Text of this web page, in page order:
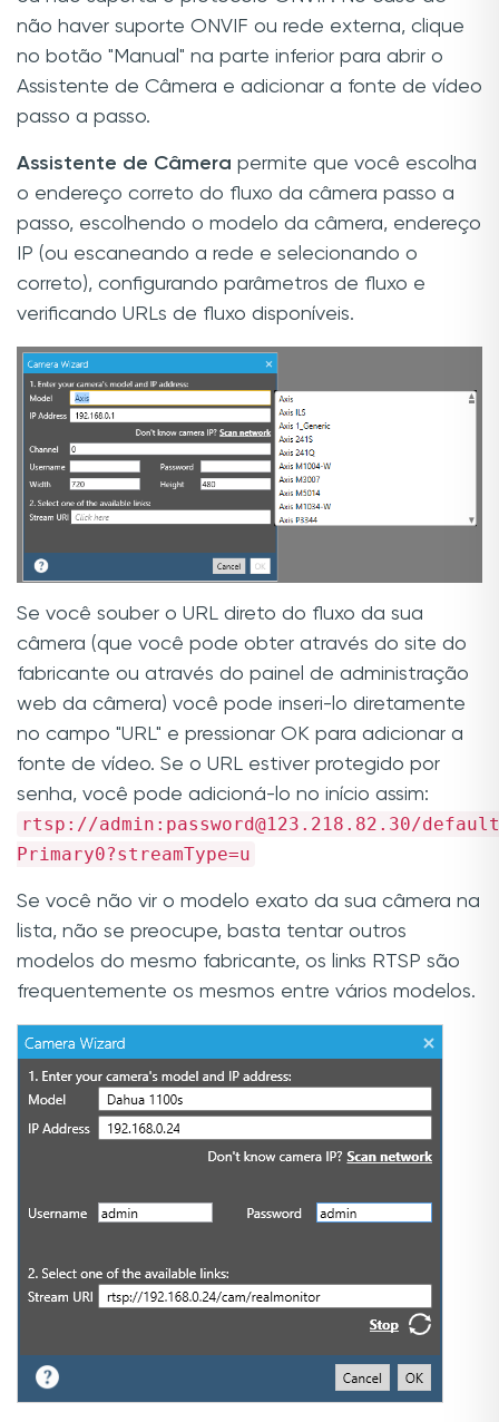
não haver suporte ONVIF ou rede externa, clique
no botão "Manual" na parte inferior para abrir o
Assistente de Câmera e adicionar a fonte de vídeo
passo a passo.
Assistente de Câmera permite que você escolha
o endereço correto do fluxo da câmera passo a
passo, escolhendo o modelo da câmera, endereço
IP (ou escaneando a rede e selecionando o
correto), configurando parâmetros de fluxo e
verificando URLs de fluxo disponíveis.
Se você souber o URL direto do fluxo da sua
câmera (que você pode obter através do site do
fabricante ou através do painel de administração
web da câmera) você pode inseri-lo diretamente
no campo "URL" e pressionar OK para adicionar a
fonte de vídeo. Se o URL estiver protegido por
senha, você pode adicioná-lo no início assim:
rtsp://admin:password@123.218.82.30/
Primary0?streamType=u
Se você não vir o modelo exato da sua câmera na
lista, não se preocupe, basta tentar outros
modelos do mesmo fabricante, os links RTSP são
frequentemente os mesmos entre vários modelos.